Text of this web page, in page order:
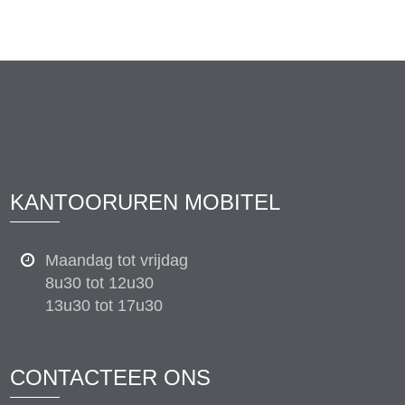
KANTOORUREN MOBITEL
Maandag tot vrijdag
8u30 tot 12u30
13u30 tot 17u30
CONTACTEER ONS